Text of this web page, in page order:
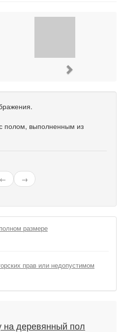
полом, выполненным из
← →
размере
прав или недопустимом
на деревянный пол